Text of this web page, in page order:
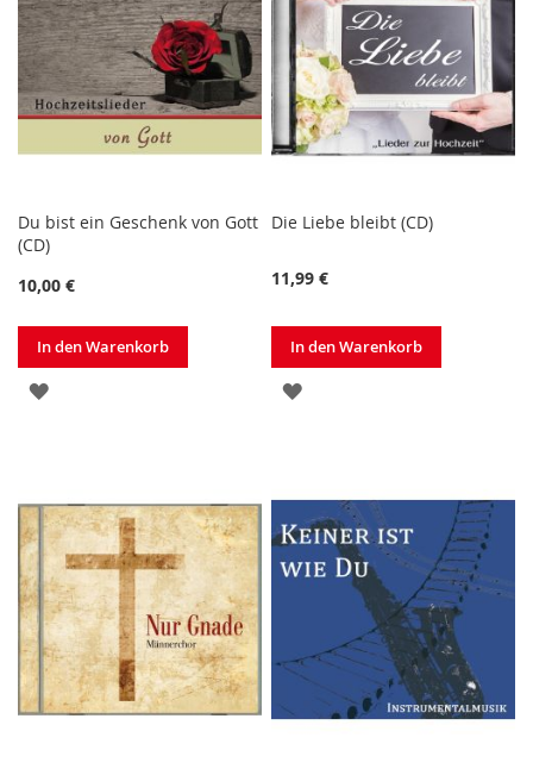
Du bist ein Geschenk von Gott
(CD)
10,00 €
In den Warenkorb
ZUR
Die Liebe bleibt (CD)
11,99 €
In den Warenkorb
ZUR